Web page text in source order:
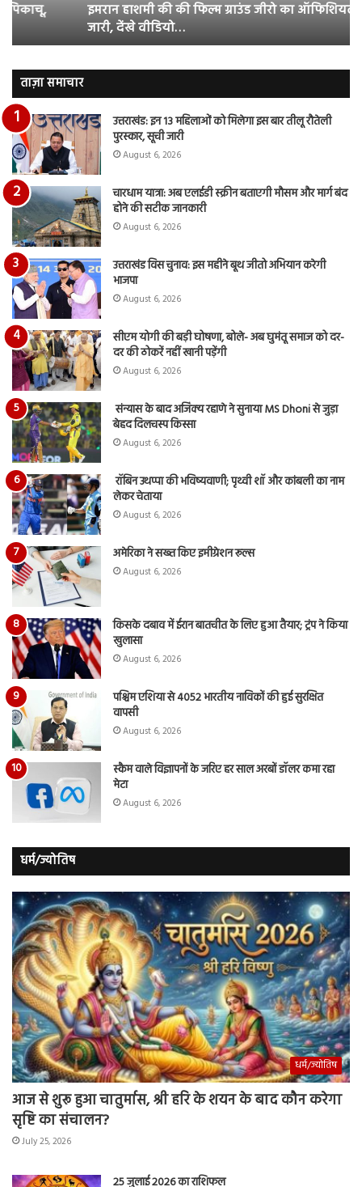
ऑफिशियल
जारी,
वीडियो…
इमरान हाशमी की की फिल्म ग्राउंड जीरो का ऑफिशियल टीजर
जारी, देंखे वीडियो…
ताज़ा समाचार
उत्तराखंड: इन 13 महिलाओं को मिलेगा इस बार तीलू रौतेली
पुरस्कार, सूची जारी
August 6, 2026
चारधाम यात्रा: अब एलईडी स्क्रीन बताएगी मौसम और मार्ग बंद
होने की सटीक जानकारी
August 6, 2026
उत्तराखंड विस चुनाव: इस महीने बूथ जीतो अभियान करेगी
भाजपा
August 6, 2026
सीएम योगी की बड़ी घोषणा, बोले- अब घुमंतू समाज को दर-
दर की ठोकरें नहीं खानी पड़ेंगी
August 6, 2026
संन्यास के बाद अजिंक्‍य रहाणे ने सुनाया MS Dhoni से जुड़ा
बेहद दिलचस्प किस्सा
August 6, 2026
रॉबिन उथप्पा की भविष्यवाणी; पृथ्वी शॉ और कांबली का नाम
लेकर चेताया
August 6, 2026
अमेरिका ने सख्त किए इमीग्रेशन रूल्स
August 6, 2026
किसके दबाव में ईरान बातचीत के लिए हुआ तैयार; ट्रंप ने किया
खुलासा
August 6, 2026
पश्चिम एशिया से 4052 भारतीय नाविकों की हुई सुरक्षित
वापसी
August 6, 2026
स्कैम वाले विज्ञापनों के जरिए हर साल अरबों डॉलर कमा रहा
मेटा
August 6, 2026
धर्म/ज्योतिष
धर्म/ज्योतिष
आज से शुरू हुआ चातुर्मास, श्री हरि के शयन के बाद कौन करेगा
सृष्टि का संचालन?
July 25, 2026
25 जुलाई 2026 का राशिफल